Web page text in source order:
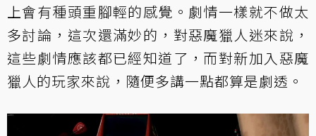
上會有種頭重腳輕的感覺。劇情一樣就不做太
多討論，這次還滿妙的，對惡魔獵人迷來說，
這些劇情應該都已經知道了，而對新加入惡魔
獵人的玩家來說，隨便多講一點都算是劇透。